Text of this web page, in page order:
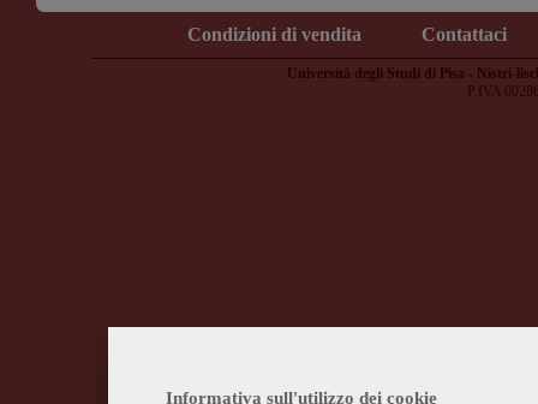
Informativa sull'utilizzo dei cookie
Condizioni di vendita Contattaci
Università degli Studi di Pisa - Nistri-
P.IVA